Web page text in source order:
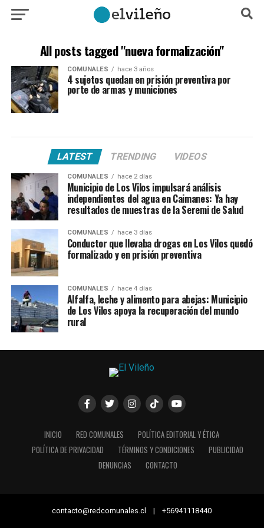
All posts tagged "nueva formalización"
COMUNALES hace 3 años
4 sujetos quedan en prisión preventiva por
porte de armas y municiones
LATEST TRENDING VIDEOS
COMUNALES hace 2 días
Municipio de Los Vilos impulsará análisis
independientes del agua en Caimanes: Ya hay
resultados de muestras de la Seremi de Salud
COMUNALES hace 3 días
Conductor que llevaba drogas en Los Vilos quedó
formalizado y en prisión preventiva
COMUNALES hace 4 días
Alfalfa, leche y alimento para abejas: Municipio
de Los Vilos apoya la recuperación del mundo
rural
INICIO RED COMUNALES
POLÍTICA EDITORIAL Y ÉTICA
POLÍTICA DE PRIVACIDAD
TÉRMINOS Y CONDICIONES
PUBLICIDAD
DENUNCIAS
CONTACTO
contacto@redcomunales.cl | +56941118440